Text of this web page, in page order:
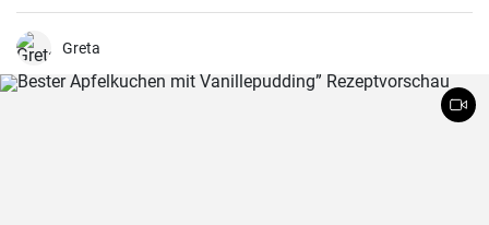
Greta